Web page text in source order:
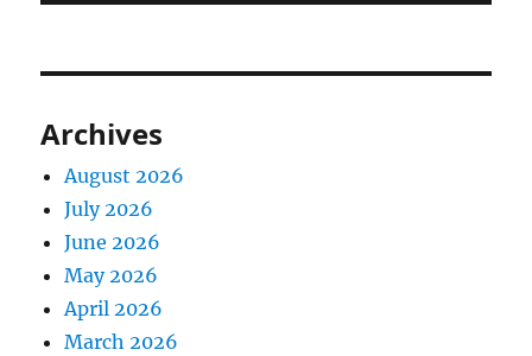
Archives
August 2026
July 2026
June 2026
May 2026
April 2026
March 2026